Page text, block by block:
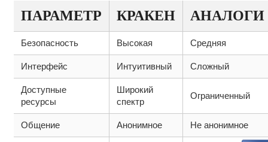
ПАРАМЕТР КРАКЕН АНАЛОГИ
Безопасность Высокая Средняя
Интерфейс Интуитивный Сложный
Доступные
ресурсы
Широкий
спектр
Ограниченный
Общение Анонимное Не анонимное